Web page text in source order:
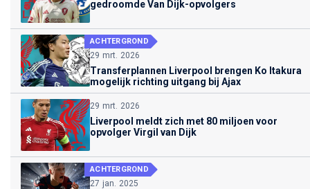
gedroomde Van Dijk-opvolgers
ACHTERGROND
29 mrt. 2026
Transferplannen Liverpool brengen Ko Itakura
mogelijk richting uitgang bij Ajax
29 mrt. 2026
Liverpool meldt zich met 80 miljoen voor
opvolger Virgil van Dijk
ACHTERGROND
27 jan. 2025